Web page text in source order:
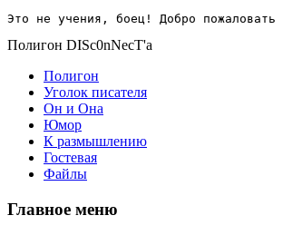
Это не учения, боец! Добро пожаловать
Полигон DISc0nNecT'a
Полигон
Уголок писателя
Он и Она
Юмор
К размышлению
Гостевая
Файлы
Главное меню